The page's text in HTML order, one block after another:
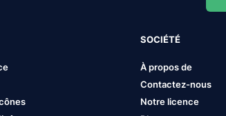
SOCIÉTÉ
À propos de
Contactez-nous
Notre licence